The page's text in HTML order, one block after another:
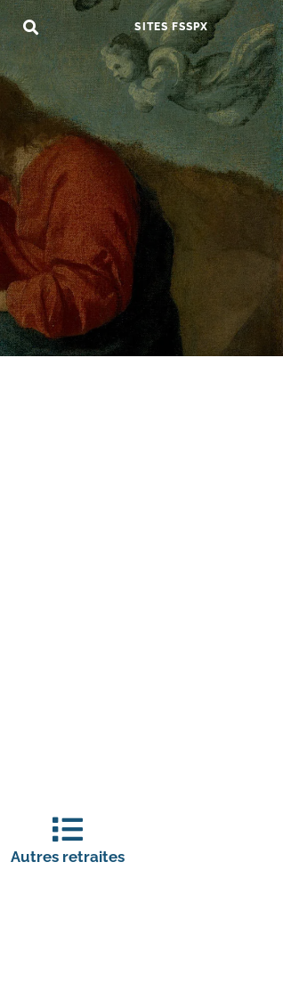
SITES FSSPX
Autres retraites